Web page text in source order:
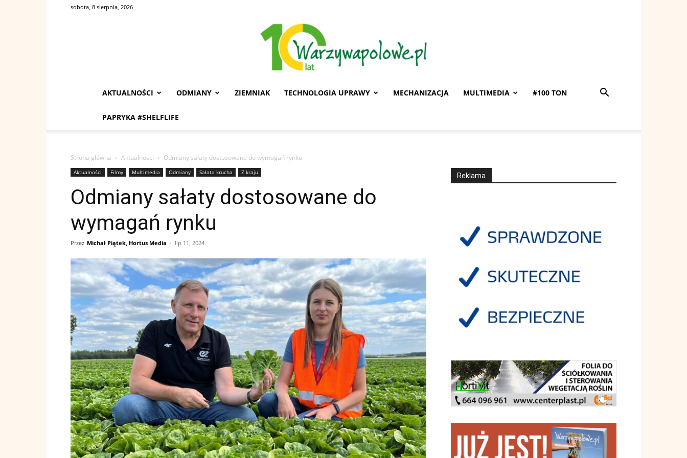
sobota, 8 sierpnia, 2026
AKTUALNOŚCI ODMIANY ZIEMNIAK TECHNOLOGIA UPRAWY MECHANIZACJA MULTIMEDIA #100 TON
PAPRYKA #SHELFLIFE
Strona główna Aktualności Odmiany sałaty dostosowane do wymagań rynku
Aktualności Filmy Multimedia Odmiany Sałata krucha Z kraju
Odmiany sałaty dostosowane do
wymagań rynku
Przez Michał Piątek, Hortus Media - lip 11, 2024
Reklama